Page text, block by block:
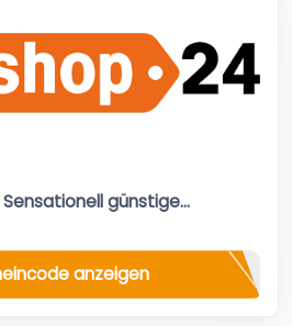
günstige...
anzeigen